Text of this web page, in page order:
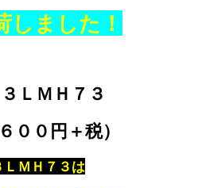
しました！
ＬＭＨ７３
００円＋税）
ＬＭＨ７３は